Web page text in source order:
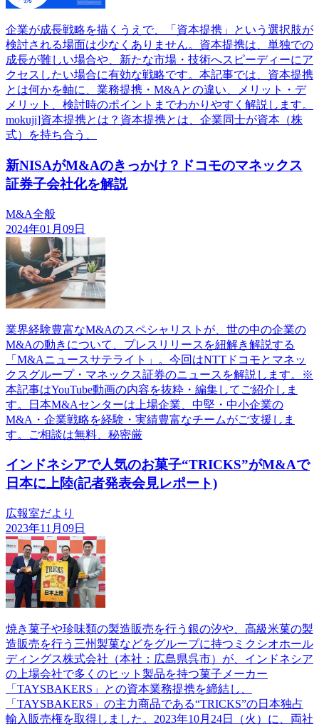
企業が成長戦略を描くうえで、「資本提携」という選択肢が
検討される場面は少なくありません。資本提携は、単独での
成長が難しい場合や、新たな市場・技術へスピーディーにア
クセスしたい場合に有効な戦略です。本記事では、資本提携
とは何かを軸に、業務提携・M&Aとの違い、メリット・デ
メリット、検討時のポイントまでわかりやすく解説します。
mokuji]資本提携とは？資本提携とは、企業同士が資本（株
式）を持ち合う、
新NISAがM&Aのきっかけ？ドコモのマネックス
証券子会社化を解説
M&A全般
2024年01月09日
業界経験豊富なM&Aのスペシャリストが、世の中の企業の
M&Aの動きについて、プレスリリースを紐解き解説する
「M&Aニュースサテライト」。今回はNTTドコモとマネッ
クスグループ・マネックス証券のニュースを解説します。※
本記事はYouTube動画の内容を抜粋・編集してご紹介しま
す。日本M&Aセンターは上場企業、中堅・中小企業の
M&A・企業戦略を経験・実績豊富なチームがご支援しま
す。ご相談は無料、秘密厳
インドネシアで人気のお菓子“TRICKS”がM&Aで
日本に上陸(記者発表会見レポート)
広報室だより
2023年11月09日
焼き菓子や珍味類の製造販売を行う銀の汐や、高級米菓の製
造販売を行う三州製菓などをグループに持つミクシオホール
ディングス株式会社（本社：広島県呉市）が、インドネシア
の上場会社で多くのヒット製品を持つ菓子メーカー
「TAYSBAKERS」との資本業務提携を締結し、
「TAYSBAKERS」の主力商品である“TRICKS”の日本独占
輸入販売権を取得しました。2023年10月24日（火）に、両社